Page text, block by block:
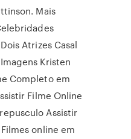
Mais
Atrizes Casal
Kristen
Completo em
Filme Online
Assistir
online em